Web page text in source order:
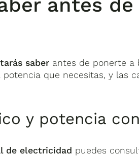
saber antes de ponerte a
que necesitas, y las
y potencia
de electricidad puedes